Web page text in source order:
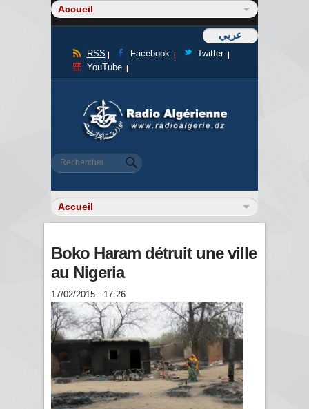
عربي
RSS Facebook
Twitter
YouTube
Formulaire de recherche
Rechercher
Boko Haram détruit une ville
au Nigeria
17/02/2015 - 17:26